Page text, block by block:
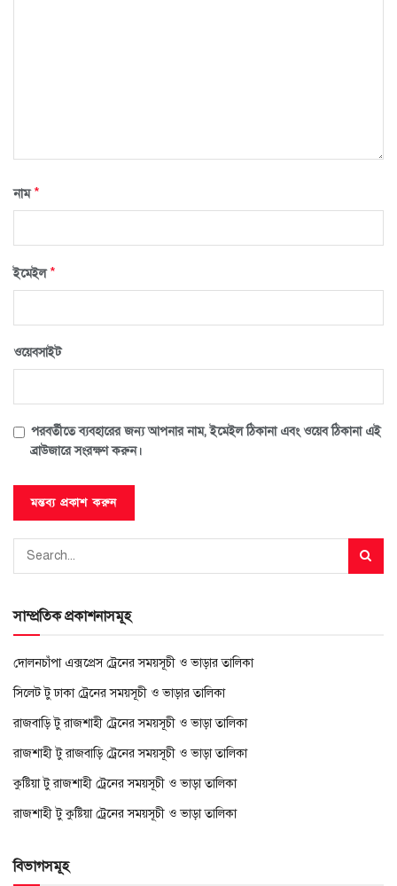
নাম*
ইমেইল*
ওয়েবসাইট
পরবর্তীতে ব্যবহারের জন্য আপনার নাম, ইমেইল ঠিকানা এবং ওয়েব ঠিকানা এই
ব্রাউজারে সংরক্ষণ করুন।
সাম্প্রতিক প্রকাশনাসমূহ
দোলনচাঁপা এক্সপ্রেস ট্রেনের সময়সূচী ও ভাড়ার তালিকা
সিলেট টু ঢাকা ট্রেনের সময়সূচী ও ভাড়ার তালিকা
রাজবাড়ি টু রাজশাহী ট্রেনের সময়সূচী ও ভাড়া তালিকা
রাজশাহী টু রাজবাড়ি ট্রেনের সময়সূচী ও ভাড়া তালিকা
কুষ্টিয়া টু রাজশাহী ট্রেনের সময়সূচী ও ভাড়া তালিকা
রাজশাহী টু কুষ্টিয়া ট্রেনের সময়সূচী ও ভাড়া তালিকা
বিভাগসমূহ